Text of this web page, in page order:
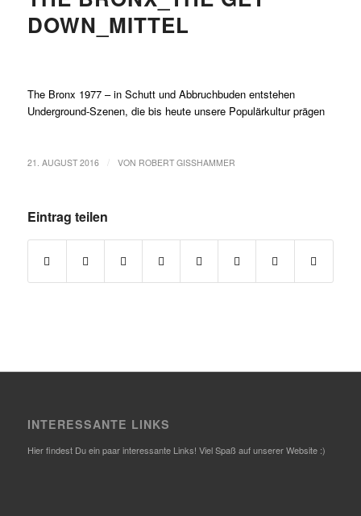
DOWN_MITTEL
The Bronx 1977 – in Schutt und Abbruchbuden entstehen
Underground-Szenen, die bis heute unsere Populärkultur prägen
21. AUGUST 2016 VON ROBERT GISSHAMMER
Eintrag teilen
INTERESSANTE LINKS
Hier findest Du ein paar interessante Links! Viel Spaß auf unserer Website :)